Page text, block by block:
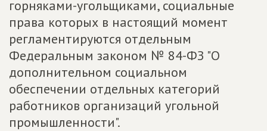
горняками-угольщиками, социальные
права которых в настоящий момент
регламентируются отдельным
Федеральным законом № 84-ФЗ "О
дополнительном социальном
обеспечении отдельных категорий
работников организаций угольной
промышленности".